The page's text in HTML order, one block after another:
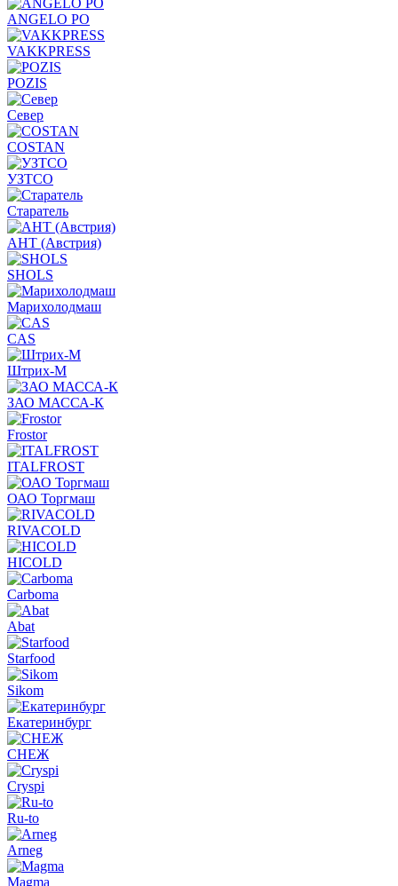
ANGELO PO
VAKKPRESS
POZIS
Север
COSTAN
УЗТСО
Старатель
АНТ (Австрия)
SHOLS
Марихолодмаш
CAS
Штрих-М
ЗАО МАССА-К
Frostor
ITALFROST
ОАО Торгмаш
RIVACOLD
HICOLD
Carboma
Abat
Starfood
Sikom
Екатеринбург
СНЕЖ
Cryspi
Ru-to
Arneg
Magma